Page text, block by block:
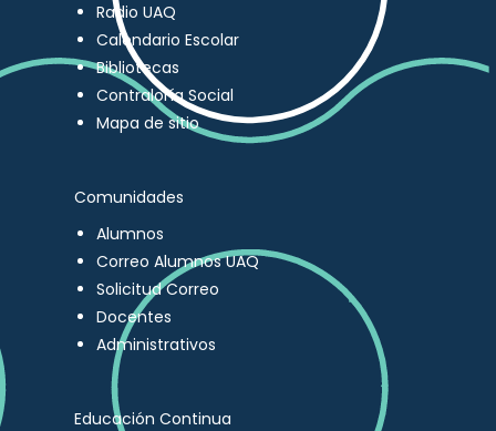
Radio UAQ
Calendario Escolar
Bibliotecas
Contraloría Social
Mapa de sitio
Comunidades
Alumnos
Correo Alumnos UAQ
Solicitud Correo
Docentes
Administrativos
Educación Continua